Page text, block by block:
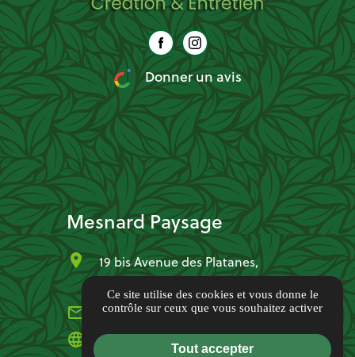
Donner un avis
Mesnard Paysage
location_on
19 bis Avenue des Platanes,
mail_outline mesnardpaysage@yahoo.com
language www.mesnardpaysage.com
Ce site utilise des cookies et vous donne le
contrôle sur ceux que vous souhaitez activer
Tout accepter